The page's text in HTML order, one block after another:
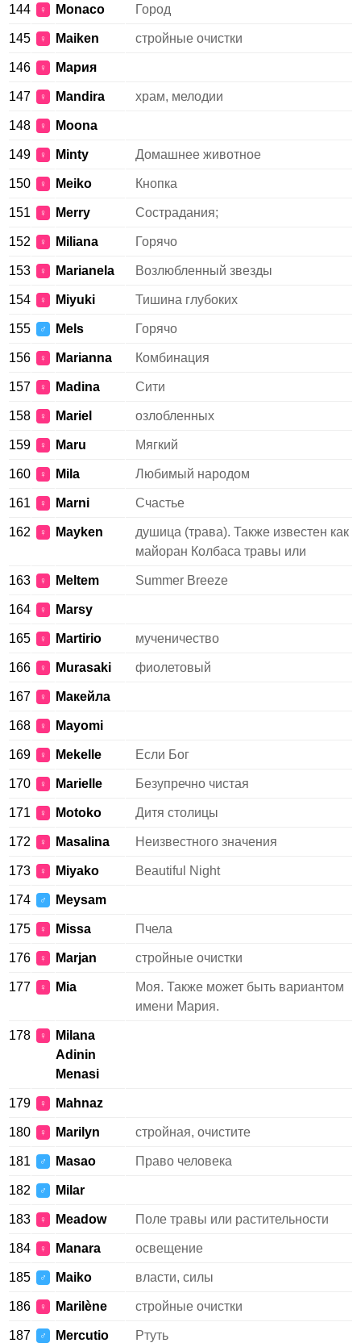
144 ♀ Monaco Город
145 ♀ Maiken стройные очистки
146 ♀ Mария
147 ♀ Mandira храм, мелодии
148 ♀ Moona
149 ♀ Minty Домашнее животное
150 ♀ Meiko Кнопка
151 ♀ Merry Сострадания;
152 ♀ Miliana Горячо
153 ♀ Marianela Возлюбленный звезды
154 ♀ Miyuki Тишина глубоких
155 ♂ Mels Горячо
156 ♀ Marianna Комбинация
157 ♀ Madina Сити
158 ♀ Mariel озлобленных
159 ♀ Maru Мягкий
160 ♀ Mila Любимый народом
161 ♀ Marni Счастье
162 ♀ Mayken
душица (трава). Также известен как
майоран Колбаса травы или
163 ♀ Meltem Summer Breeze
164 ♀ Marsy
165 ♀ Martirio мученичество
166 ♀ Murasaki фиолетовый
167 ♀ Mакейла
168 ♀ Mayomi
169 ♀ Mekelle Если Бог
170 ♀ Marielle Безупречно чистая
171 ♀ Motoko Дитя столицы
172 ♀ Masalina Неизвестного значения
173 ♀ Miyako Beautiful Night
174 ♂ Meysam
175 ♀ Missa Пчела
176 ♀ Marjan стройные очистки
177 ♀ Mia
Моя. Также может быть вариантом
имени Мария.
178 ♀
Milana
Adinin
Menasi
179 ♀ Mahnaz
180 ♀ Marilyn стройная, очистите
181 ♂ Masao Право человека
182 ♂ Milar
183 ♀ Meadow Поле травы или растительности
184 ♀ Manara освещение
185 ♂ Maiko власти, силы
186 ♀ Marilène стройные очистки
187 ♂ Mercutio Ртуть